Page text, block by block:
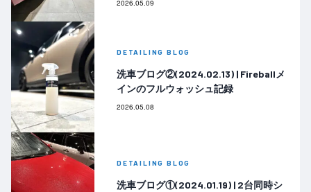
2026.05.09
DETAILING BLOG
洗車ブログ②(2024.02.13) | Fireballメ
インのフルウォッシュ記録
2026.05.08
DETAILING BLOG
洗車ブログ①(2024.01.19) | 2台同時シ